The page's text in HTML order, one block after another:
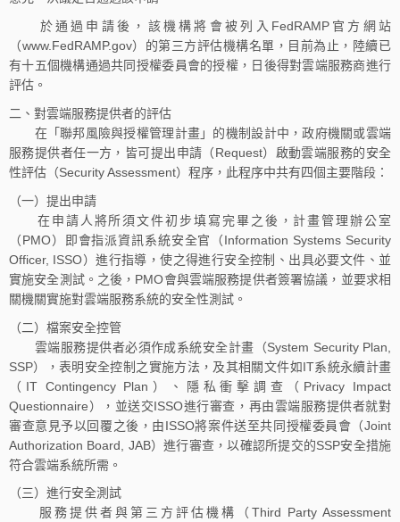
於通過申請後，該機構將會被列入FedRAMP官方網站
（www.FedRAMP.gov）的第三方評估機構名單，目前為止，陸續已
有十五個機構通過共同授權委員會的授權，日後得對雲端服務商進行
評估。
二、對雲端服務提供者的評估
在「聯邦風險與授權管理計畫」的機制設計中，政府機關或雲端
服務提供者任一方，皆可提出申請（Request）啟動雲端服務的安全
性評估（Security Assessment）程序，此程序中共有四個主要階段：
（一）提出申請
在申請人將所須文件初步填寫完畢之後，計畫管理辦公室
（PMO）即會指派資訊系統安全官（Information Systems Security
Officer, ISSO）進行指導，使之得進行安全控制、出具必要文件、並
實施安全測試。之後，PMO會與雲端服務提供者簽署協議，並要求相
關機關實施對雲端服務系統的安全性測試。
（二）檔案安全控管
雲端服務提供者必須作成系統安全計畫（System Security Plan,
SSP），表明安全控制之實施方法，及其相關文件如IT系統永續計畫
（IT Contingency Plan）、隱私衝擊調查（Privacy Impact
Questionnaire），並送交ISSO進行審查，再由雲端服務提供者就對
審查意見予以回覆之後，由ISSO將案件送至共同授權委員會（Joint
Authorization Board, JAB）進行審查，以確認所提交的SSP安全措施
符合雲端系統所需。
（三）進行安全測試
服務提供者與第三方評估機構（Third Party Assessment